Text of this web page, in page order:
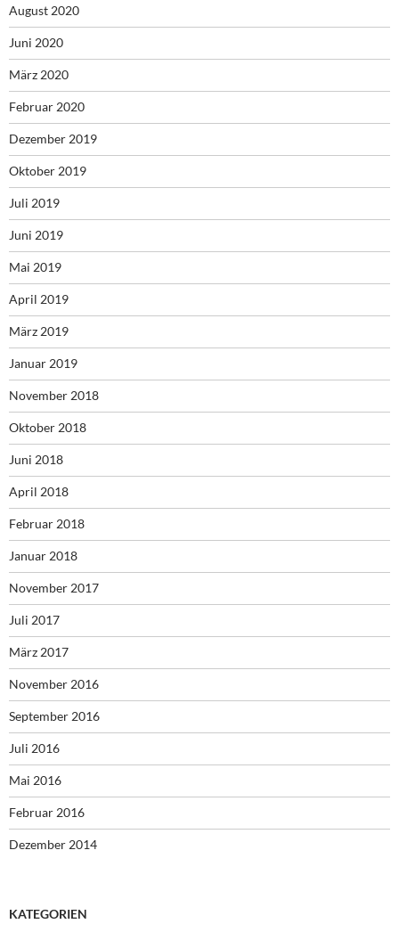
August 2020
Juni 2020
März 2020
Februar 2020
Dezember 2019
Oktober 2019
Juli 2019
Juni 2019
Mai 2019
April 2019
März 2019
Januar 2019
November 2018
Oktober 2018
Juni 2018
April 2018
Februar 2018
Januar 2018
November 2017
Juli 2017
März 2017
November 2016
September 2016
Juli 2016
Mai 2016
Februar 2016
Dezember 2014
KATEGORIEN